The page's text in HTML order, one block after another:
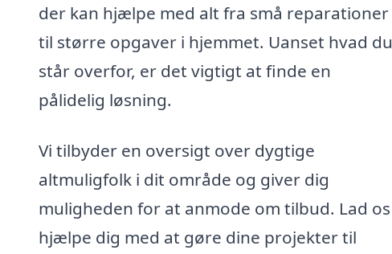
der kan hjælpe med alt fra små reparationer
til større opgaver i hjemmet. Uanset hvad du
står overfor, er det vigtigt at finde en
pålidelig løsning.
Vi tilbyder en oversigt over dygtige
altmuligfolk i dit område og giver dig
muligheden for at anmode om tilbud. Lad os
hjælpe dig med at gøre dine projekter til